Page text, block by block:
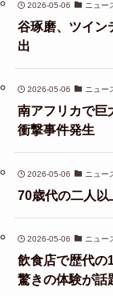
2026-05-06 ニュー
谷琢磨、ツイン
出
2026-05-06 ニュー
南アフリカで巨
衝撃事件発生
2026-05-06 ニュー
70歳代の二人以
2026-05-06 ニュー
飲食店で歴代の
驚きの体験が話